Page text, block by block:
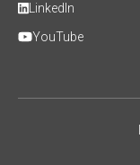
LinkedIn
YouTube